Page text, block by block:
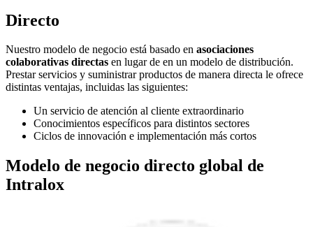
Directo
Nuestro modelo de negocio está basado en asociaciones
colaborativas directas en lugar de en un modelo de distribución.
Prestar servicios y suministrar productos de manera directa le ofrece
distintas ventajas, incluidas las siguientes:
Un servicio de atención al cliente extraordinario
Conocimientos específicos para distintos sectores
Ciclos de innovación e implementación más cortos
Modelo de negocio directo global de
Intralox